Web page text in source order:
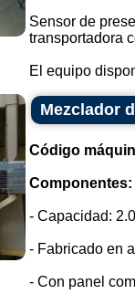
Sensor de
transportadora
El equipo
Mezclador
Código
Componentes:
- Capacidad:
- Fabricado en
- Con panel